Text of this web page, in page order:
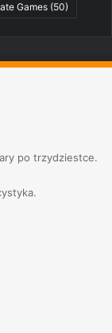
Games (50)
po trzydziestce.